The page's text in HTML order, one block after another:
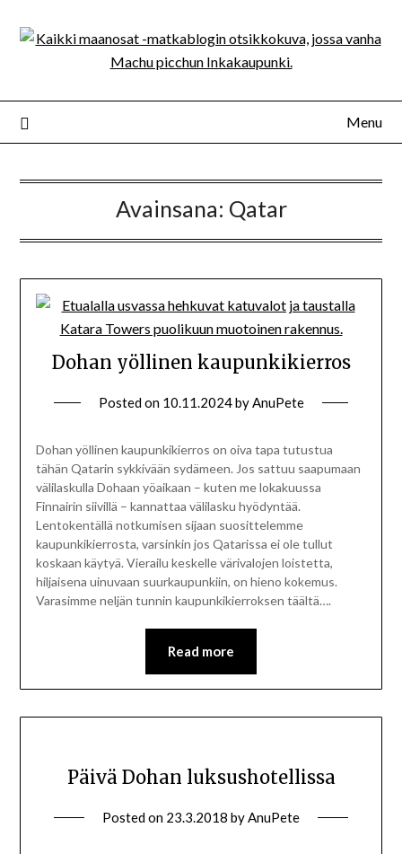
Menu
Avainsana: Qatar
Dohan yöllinen kaupunkikierros
Posted on 10.11.2024byAnuPete
Dohan yöllinen kaupunkikierros on oiva tapa tutustua
tähän Qatarin sykkivään sydämeen. Jos sattuu saapumaan
välilaskulla Dohaan yöaikaan – kuten me lokakuussa
Finnairin siivillä – kannattaa välilasku hyödyntää.
Lentokentällä notkumisen sijaan suosittelemme
kaupunkikierrosta, varsinkin jos Qatarissa ei ole tullut
koskaan käytyä. Vierailu keskelle värivalojen loistetta,
hiljaisena uinuvaan suurkaupunkiin, on hieno kokemus.
Varasimme neljän tunnin kaupunkikierroksen täältä….
Read more
Päivä Dohan luksushotellissa
Posted on 23.3.2018 byAnuPete